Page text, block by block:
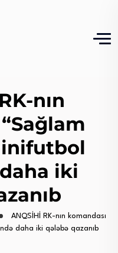
nın
iki
ANQSİHİ RK-nın komandası
daha iki qələbə qazanıb